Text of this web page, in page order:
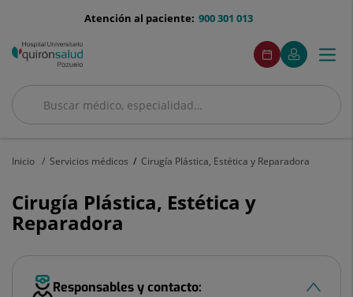
menu-
900 301 013
Atención al paciente:
Buscar
Buscar
menuAcceso
Pedir
cita
Este
enlace
se
en
Mi
Quirónsalud
Este
enlace
se
en
ventana
nueva.
Menú
Inicio Servicios médicos Cirugía Plástica, Estética y Reparadora
Cirugía Plástica, Estética y
Reparadora
Responsables y contacto: